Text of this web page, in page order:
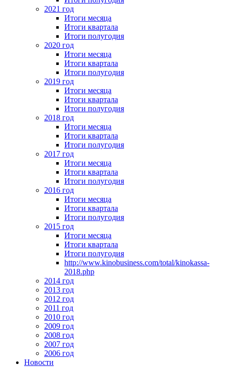
2021 год
Итоги месяца
Итоги квартала
Итоги полугодия
2020 год
Итоги месяца
Итоги квартала
Итоги полугодия
2019 год
Итоги месяца
Итоги квартала
Итоги полугодия
2018 год
Итоги месяца
Итоги квартала
Итоги полугодия
2017 год
Итоги месяца
Итоги квартала
Итоги полугодия
2016 год
Итоги месяца
Итоги квартала
Итоги полугодия
2015 год
Итоги месяца
Итоги квартала
Итоги полугодия
http://www.kinobusiness.com/total/kinokassa-
2018.php
2014 год
2013 год
2012 год
2011 год
2010 год
2009 год
2008 год
2007 год
2006 год
Новости